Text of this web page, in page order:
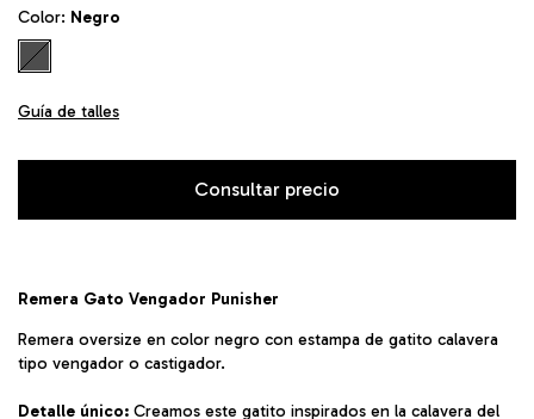
Color: Negro
Guía de talles
Remera Gato Vengador Punisher
Remera oversize en color negro con estampa de gatito calavera
tipo vengador o castigador.
Detalle único: Creamos este gatito inspirados en la calavera del